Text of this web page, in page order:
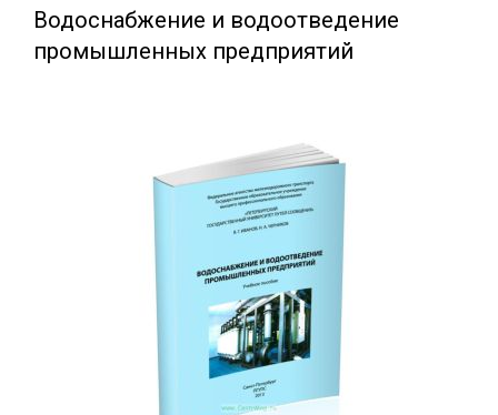
Акции и скидки
Водоснабжение и водоотведение
промышленных предприятий